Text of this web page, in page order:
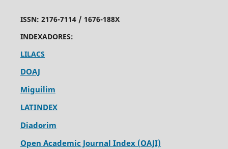
ISSN: 2176-7114 / 1676-188X
INDEXADORES:
LILACS
DOAJ
Miguilim
LATINDEX
Diadorim
Open Academic Journal Index (OAJI)